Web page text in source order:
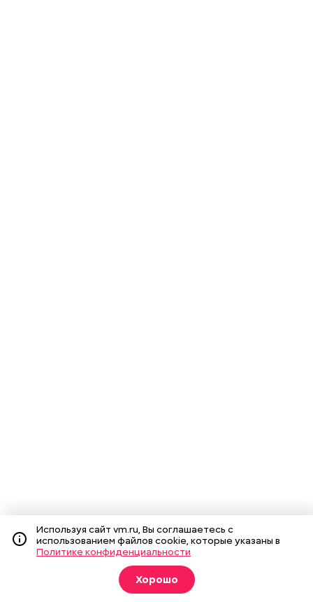
Используя сайт vm.ru, Вы соглашаетесь с
использованием файлов cookie, которые указаны в
Политике конфиденциальности
Хорошо